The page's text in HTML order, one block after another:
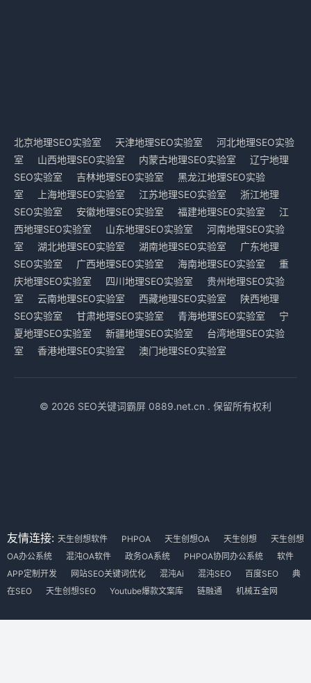
北京地理SEO实验室 天津地理SEO实验室
河北地理SEO实验
室
山西地理SEO实验室 内蒙古地理SEO实验室
辽宁地理
SEO实验室
吉林地理SEO实验室
黑龙江地理SEO实验
室
上海地理SEO实验室 江苏地理SEO实验室
浙江地理
SEO实验室
安徽地理SEO实验室 福建地理SEO实验室
江
西地理SEO实验室
山东地理SEO实验室
河南地理SEO实验
室
湖北地理SEO实验室 湖南地理SEO实验室
广东地理
SEO实验室
广西地理SEO实验室 海南地理SEO实验室
重
庆地理SEO实验室
四川地理SEO实验室
贵州地理SEO实验
室
云南地理SEO实验室 西藏地理SEO实验室
陕西地理
SEO实验室
甘肃地理SEO实验室 青海地理SEO实验室
宁
夏地理SEO实验室
新疆地理SEO实验室
台湾地理SEO实验
室
香港地理SEO实验室 澳门地理SEO实验室
© 2026 SEO关键词霸屏 0889.net.cn . 保留所有权利
友情连接: 天生创想软件 PHPOA 天生创想OA 天生创想
天生创想
OA办公系统
混沌OA软件 政务OA系统 PHPOA协同办公系统
软件
APP定制开发
网站SEO关键词优化 混沌Ai 混沌SEO 百度SEO
典
在SEO
天生创想SEO Youtube爆款文案库 链融通 机械五金网